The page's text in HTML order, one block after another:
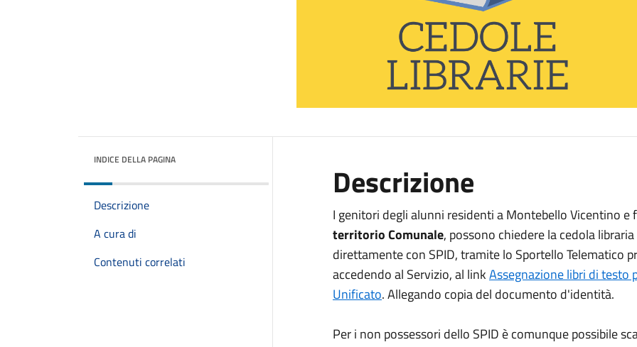
INDICE DELLA PAGINA
Descrizione
A cura di
Contenuti correlati
Descrizione
I genitori degli alunni residenti a Montebello Vicentino
territorio Comunale, possono chiedere la cedola
direttamente con SPID, tramite lo Sportello Telematico
accedendo al Servizio, al linkAssegnazione libri di testo
Unificato. Allegando copia del documento d'identità.
Per i non possessori dello SPID è comunque possibile